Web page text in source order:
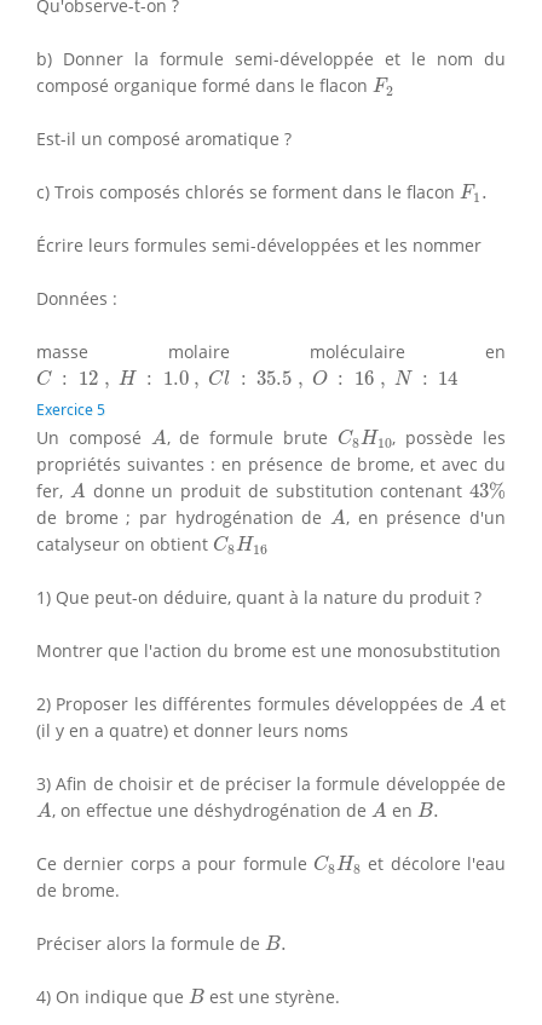
Qu'observe-t-on ?
b) Donner la formule semi-développée et le nom du
composé organique formé dans le flacon F2
F2
Est-il un composé aromatique ?
c) Trois composés chlorés se forment dans le flacon F1 .
F1
Écrire leurs formules semi-développées et les nommer
Données :
masse molaire moléculaire en
C : 12 , H : 1.0 , Cl : 35.5 , O : 16 , N : 14
C 12, :1.0 , Cl 35.5 O 16 ,N 14
Exercice 5
Un composé A
A, de formule brute C8H10
C8 H10, possède les
propriétés suivantes : en présence de brome, et avec du
fer, A
A donne un produit de substitution contenant 43%
43%
de brome ; par hydrogénation de A
A, en présence d'un
catalyseur on obtient C8H16
C8 H
1) Que peut-on déduire, quant à la nature du produit ?
Montrer que l'action du brome est une monosubstitution
2) Proposer les différentes formules développées de A
A et
(il y en a quatre) et donner leurs noms
3) Afin de choisir et de préciser la formule développée de
A
A, on effectue une déshydrogénation de A
A en B.
B.
Ce dernier corps a pour formule C8H8
C8 H et décolore l'eau
de brome.
Préciser alors la formule de B.
B.
4) On indique que B
B est une styrène.